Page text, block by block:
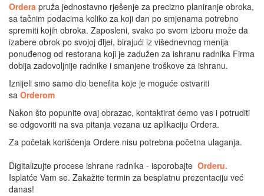
Ordera pruža jednostavno rješenje za precizno planiranje obroka,
sa tačnim podacima koliko za koji dan po smjenama potrebno
spremiti kojih obroka. Zaposleni, svako po svom izboru može da
izabere obrok po svojoj đljei, birajući iz višednevnog menija
ponuđenog od restorana koji je zadužen za ishranu radnika Firma
dobija zadovoljnije radnike i smanjene troškove za ishranu.
Iznijeli smo samo dio benefita koje je moguće ostvariti
sa Orderom
Nakon što popunite ovaj obrazac, kontaktirat ćemo vas i potruditi
se odgovoriti na sva pitanja vezana uz aplikaciju Ordera.
Za početak korišćenja Ordere nisu potrebna početna ulaganja.
Digitalizujte procese ishrane radnika - isporobajte Orderu.
Isplatće Vam se. Zakažite termin za besplatnu prezentaciju već
danas!